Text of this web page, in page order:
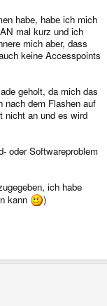
habe, habe ich mich
mal kurz und ich
mich aber, dass
keine Accesspoints
geholt, da mich das
nach dem Flashen auf
nicht an und es wird
oder Softwareproblem
ich habe
kann
)